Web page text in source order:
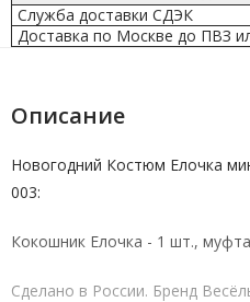
Служба доставки СДЭК
Доставка по Москве до ПВЗ
Описание
Новогодний Костюм Елочка
003:
Кокошник Елочка - 1 шт.,
Сделано в России. Бренд